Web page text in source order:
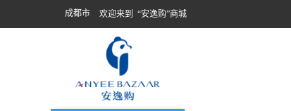
成都市 欢迎来到 “安逸购”商城